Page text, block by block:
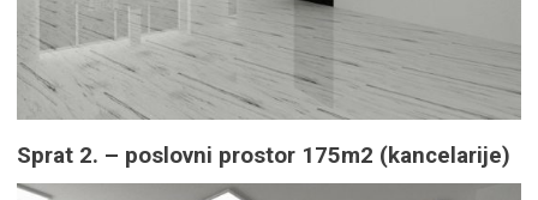
Sprat 2. – poslovni prostor 175m2 (kancelarije)